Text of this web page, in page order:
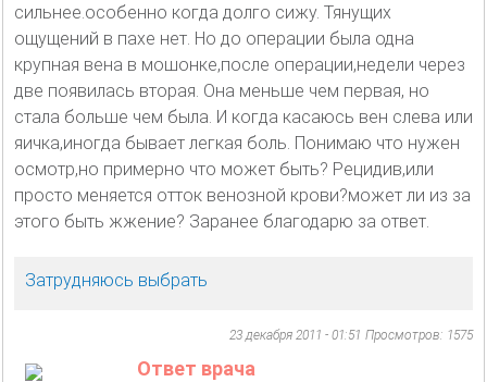
сильнее.особенно когда долго сижу. Тянущих
ощущений в пахе нет. Но до операции была одна
крупная вена в мошонке,после операции,недели через
две появилась вторая. Она меньше чем первая, но
стала больше чем была. И когда касаюсь вен слева или
яичка,иногда бывает легкая боль. Понимаю что нужен
осмотр,но примерно что может быть? Рецидив,или
просто меняется отток венозной крови?может ли из за
этого быть жжение? Заранее благодарю за ответ.
Затрудняюсь выбрать
23 декабря 2011 - 01:51 Просмотров: 1575
Ответ врача